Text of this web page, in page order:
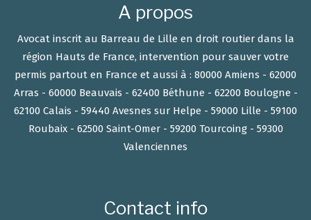
A propos
Avocat inscrit au Barreau de Lille en droit routier dans la
région Hauts de France, intervention pour sauver votre
permis partout en France et aussi à : 80000 Amiens - 62000
Arras - 60000 Beauvais - 62400 Béthune - 62200 Boulogne -
62100 Calais - 59440 Avesnes sur Helpe - 59000 Lille - 59100
Roubaix - 62500 Saint-Omer - 59200 Tourcoing - 59300
Valenciennes
Contact info